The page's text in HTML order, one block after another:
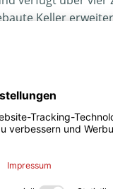
Keller
Kamin
und einen